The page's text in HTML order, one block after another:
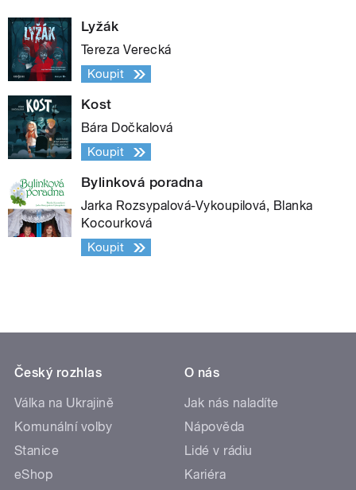
Lyžák
Tereza Verecká
Koupit
Kost
Bára Dočkalová
Koupit
Bylinková poradna
Jarka Rozsypalová-Vykoupilová, Blanka
Kocourková
Koupit
Český rozhlas
Válka na Ukrajině
Komunální volby
Stanice
eShop
O nás
Jak nás naladíte
Nápověda
Lidé v rádiu
Kariéra